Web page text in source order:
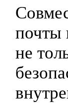
почты
не